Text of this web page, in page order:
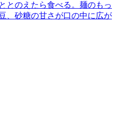
とのえたら食べる。麺のもっ
、砂糖の甘さが口の中に広が